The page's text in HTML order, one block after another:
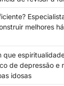
melhores
que
de depressão e
idosas